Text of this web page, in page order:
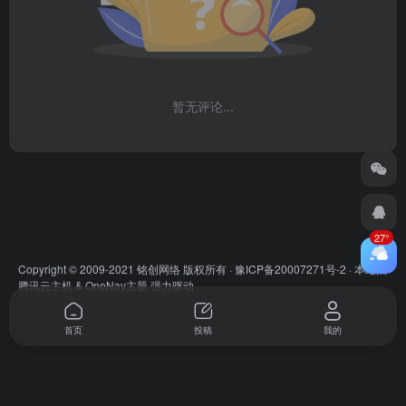
暂无评论...
Copyright © 2009-2021 铭创网络 版权所有 ·豫ICP备20007271号-2 · 本站由
腾讯云主机 & OneNav主题 强力驱动
27°
首页 投稿 我的